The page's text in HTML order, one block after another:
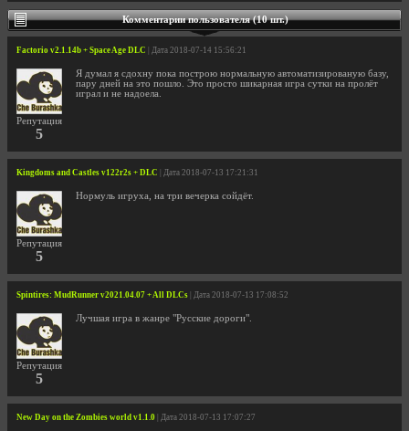
Комментарии пользователя (10 шт.)
Factorio v2.1.14b + Space Age DLC | Дата 2018-07-14 15:56:21
Репутация
5
Я думал я сдохну пока построю нормальную автоматизированую базу,
пару дней на это пошло. Это просто шикарная игра сутки на пролёт
играл и не надоела.
Kingdoms and Castles v122r2s + DLC | Дата 2018-07-13 17:21:31
Репутация
5
Нормуль игруха, на три вечерка сойдёт.
Spintires: MudRunner v2021.04.07 + All DLCs | Дата 2018-07-13 17:08:52
Репутация
5
Лучшая игра в жанре "Русские дороги".
New Day on the Zombies world v1.1.0 | Дата 2018-07-13 17:07:27